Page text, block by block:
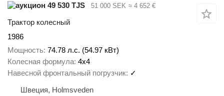
49 530 TJS
51 000 SEK ≈ 4 652 €
Трактор колесный
1986
Мощность 74.78 л.с. (54.97 кВт)
Колесная формула 4x4
Навесной фронтальный погрузчик ✓
Швеция, Holmsveden